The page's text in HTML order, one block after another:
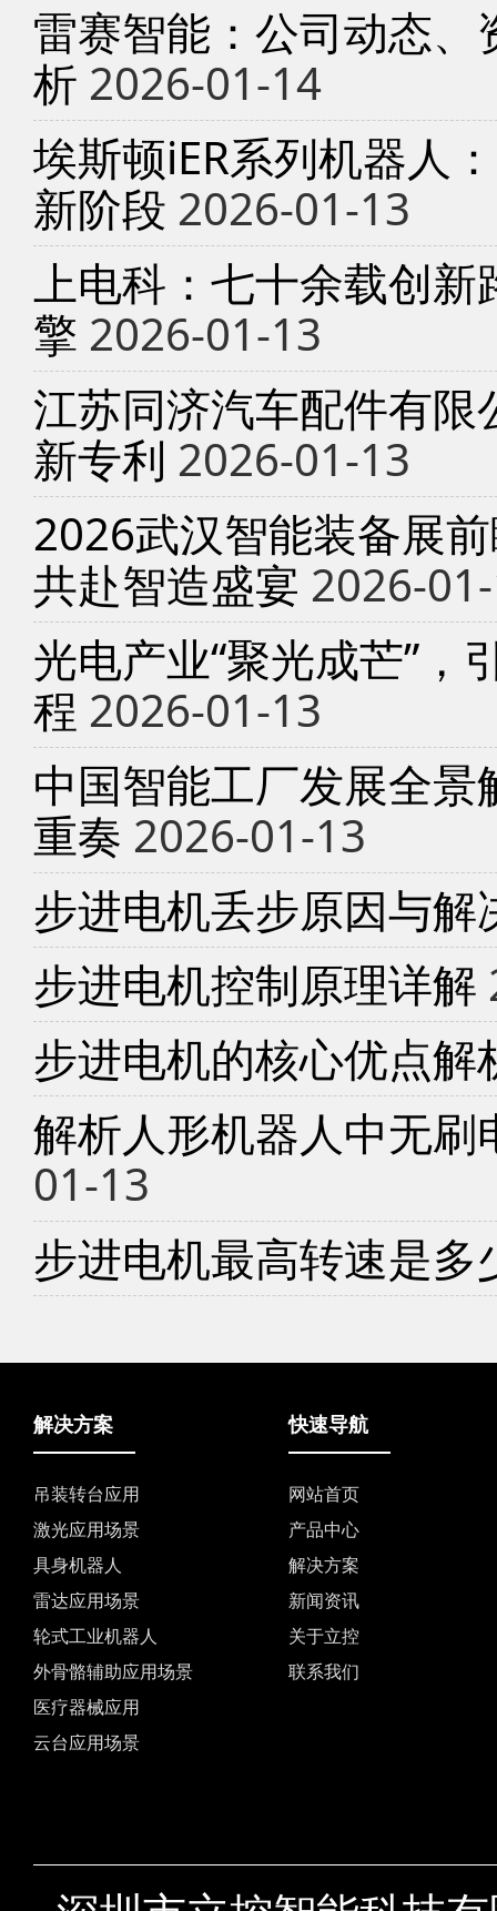
雷赛智能：公司动态
析 2026-01-14
埃斯顿iER系列机器人
新阶段 2026-01-13
上电科：七十余载创
擎 2026-01-13
江苏同济汽车配件有
新专利 2026-01-13
2026武汉智能装备展
共赴智造盛宴 2026-
光电产业“聚光成芒”，
程 2026-01-13
中国智能工厂发展全
重奏 2026-01-13
步进电机丢步原因与解
步进电机控制原理详解
步进电机的核心优点解
解析人形机器人中无
01-13
步进电机最高转速是多
解决方案
吊装转台应用
激光应用场景
具身机器人
雷达应用场景
轮式工业机器人
外骨骼辅助应用场景
医疗器械应用
云台应用场景
快速导航
网站首页
产品中心
解决方案
新闻资讯
关于立控
联系我们